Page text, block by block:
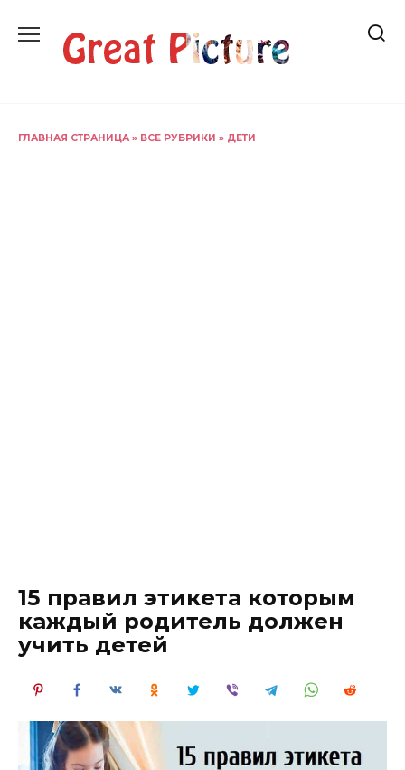
содержанию
ГЛАВНАЯ СТРАНИЦА » ВСЕ РУБРИКИ » ДЕТИ
15 правил этикета которым
каждый родитель должен
учить детей